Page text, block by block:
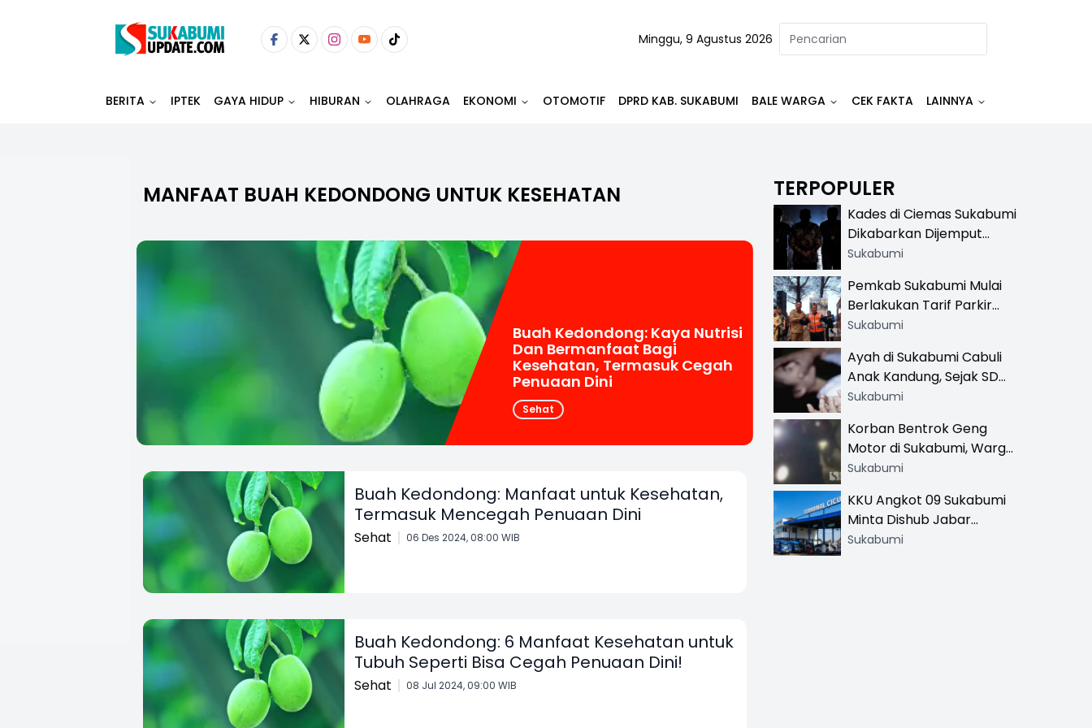
Minggu, 9 Agustus 2026
BERITA IPTEK GAYA HIDUP HIBURAN OLAHRAGA EKONOMI OTOMOTIF DPRD KAB. SUKABUMI BALE WARGA CEK FAKTA LAINNYA
MANFAAT BUAH KEDONDONG UNTUK KESEHATAN
Buah Kedondong: Kaya Nutrisi
Dan Bermanfaat Bagi
Kesehatan, Termasuk Cegah
Penuaan Dini
Sehat
Buah Kedondong: Manfaat untuk Kesehatan,
Termasuk Mencegah Penuaan Dini
Sehat 06 Des 2024, 08:00 WIB
Buah Kedondong: 6 Manfaat Kesehatan untuk
Tubuh Seperti Bisa Cegah Penuaan Dini!
Sehat 08 Jul 2024, 09:00 WIB
TERPOPULER
Kades di Ciemas Sukabumi
Dikabarkan Dijemput
Satnarkoba, Polisi
Sukabumi
Pemkab Sukabumi Mulai
Berlakukan Tarif Parkir
Resmi di 13 Lokasi Wisata,
Khusus
Sukabumi
Ayah di Sukabumi Cabuli
Anak Kandung, Sejak SD
Hingga SMA
Sukabumi
Korban Bentrok Geng
Motor di Sukabumi, Warga
dan Sopir Tangki
Sukabumi
KKU Angkot 09 Sukabumi
Minta Dishub Jabar
Tertibkan Trayek Ciawi-
Sukabumi